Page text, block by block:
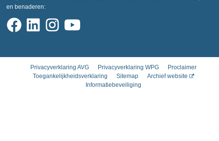
en benaderen:
Privacyverklaring AVG Privacyverklaring WPG
Proclaimer
Toegankelijkheidsverklaring
Sitemap
Archief website
Informatiebeveiliging